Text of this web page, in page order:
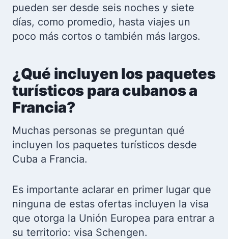
pueden ser desde seis noches y siete
días, como promedio, hasta viajes un
poco más cortos o también más largos.
¿Qué incluyen los paquetes
turísticos para cubanos a
Francia?
Muchas personas se preguntan qué
incluyen los paquetes turísticos desde
Cuba a Francia.
Es importante aclarar en primer lugar que
ninguna de estas ofertas incluyen la visa
que otorga la Unión Europea para entrar a
su territorio: visa Schengen.